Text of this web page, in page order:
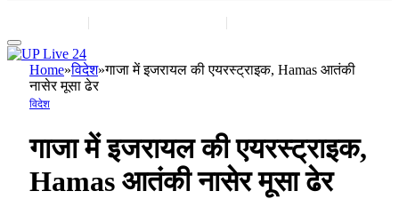
| |
Home»विदेश»गाजा में इजरायल की एयरस्ट्राइक, Hamas आतंकी
नासेर मूसा ढेर
विदेश
गाजा में इजरायल की एयरस्ट्राइक,
Hamas आतंकी नासेर मूसा ढेर